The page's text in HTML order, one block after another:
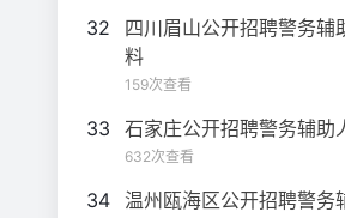
32
四川眉山公开招聘警务辅
料
159次查看
33 石家庄公开招聘警务辅助
632次查看
34
温州瓯海区公开招聘警务